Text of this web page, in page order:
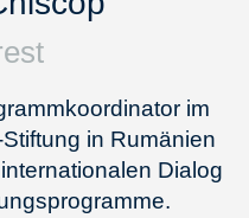
im
in Rumänien
Dialog